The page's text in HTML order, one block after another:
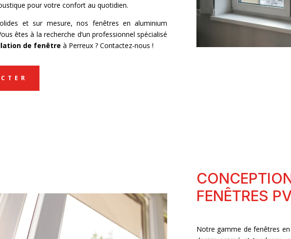
pour votre confort au quotidien.
et sur mesure, nos fenêtres en aluminium
êtes à la recherche d’un professionnel spécialisé
de fenêtre à Perreux ? Contactez-nous !
FENÊTRES
Notre gamme de fenêtres en